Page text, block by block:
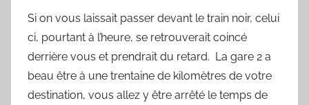
Si on vous laissait passer devant le train noir, celui
ci, pourtant à l’heure, se retrouverait coincé
derrière vous et prendrait du retard. La gare 2 a
beau être à une trentaine de kilomètres de votre
destination, vous allez y être arrêté le temps de